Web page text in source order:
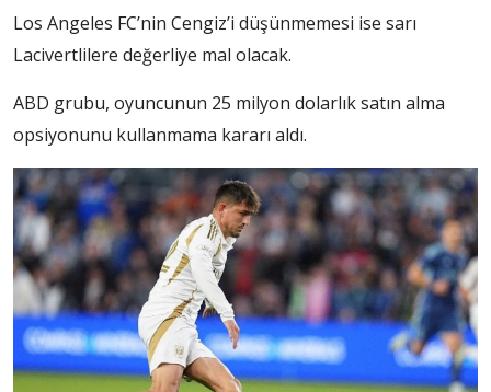
Los Angeles FC’nin Cengiz’i düşünmemesi ise sarı
Lacivertlilere değerliye mal olacak.
ABD grubu, oyuncunun 25 milyon dolarlık satın alma
opsiyonunu kullanmama kararı aldı.